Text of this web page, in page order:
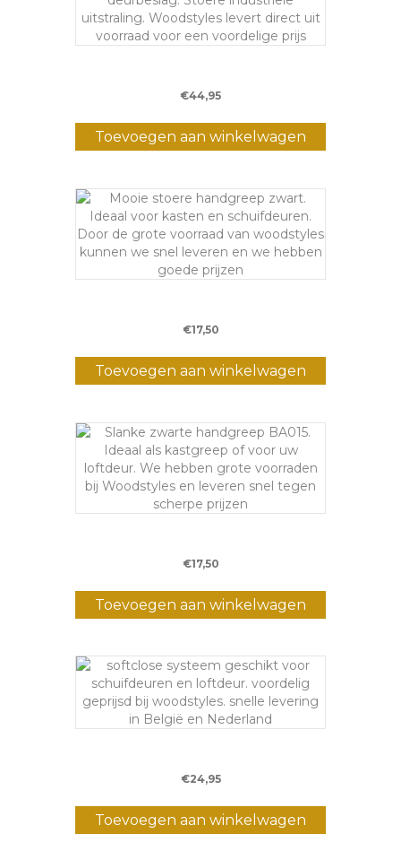
€44,95
Toevoegen aan winkelwagen
€17,50
Toevoegen aan winkelwagen
€17,50
Toevoegen aan winkelwagen
€24,95
Toevoegen aan winkelwagen